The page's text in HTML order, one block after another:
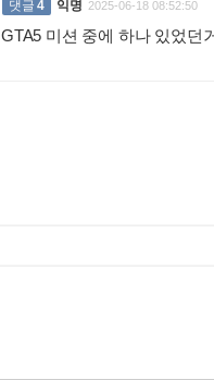
댓글4 익명 2025-06-18 08:52:50
GTA5 미션 중에 하나 있었던